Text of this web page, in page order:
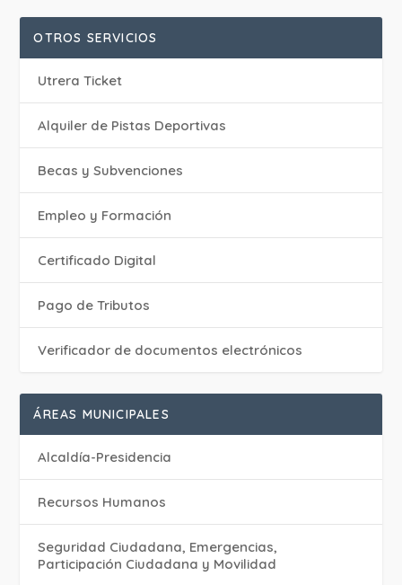
OTROS SERVICIOS
Utrera Ticket
Alquiler de Pistas Deportivas
Becas y Subvenciones
Empleo y Formación
Certificado Digital
Pago de Tributos
Verificador de documentos electrónicos
ÁREAS MUNICIPALES
Alcaldía-Presidencia
Recursos Humanos
Seguridad Ciudadana, Emergencias,
Participación Ciudadana y Movilidad